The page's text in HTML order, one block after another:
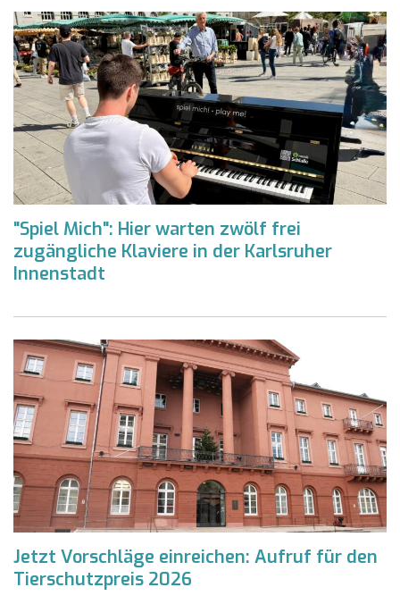
"Spiel Mich": Hier warten zwölf frei
zugängliche Klaviere in der Karlsruher
Innenstadt
Jetzt Vorschläge einreichen: Aufruf für den
Tierschutzpreis 2026